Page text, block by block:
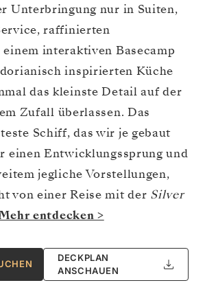
Unterbringung nur in Suiten,
raffinierten
interaktiven Basecamp
inspirierten Küche
das kleinste Detail auf der
Zufall überlassen. Das
Schiff, das wir je gebaut
einen Entwicklungssprung und
jegliche Vorstellungen,
von einer Reise mit der Silver
entdecken >
DECKPLAN
ANSCHAUEN